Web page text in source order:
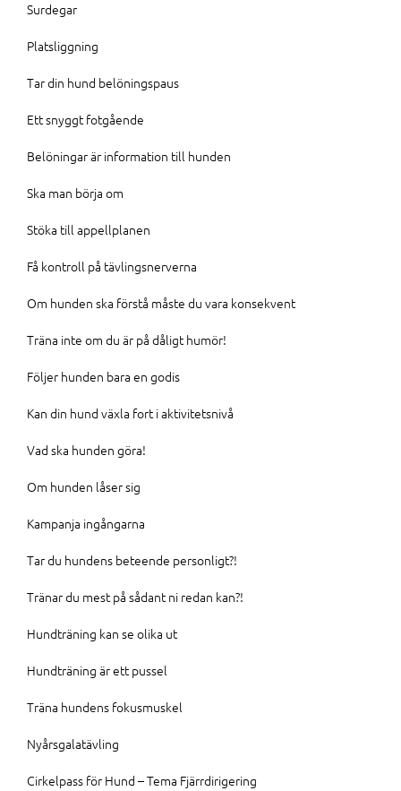
Surdegar
Platsliggning
Tar din hund belöningspaus
Ett snyggt fotgående
Belöningar är information till hunden
Ska man börja om
Stöka till appellplanen
Få kontroll på tävlingsnerverna
Om hunden ska förstå måste du vara konsekvent
Träna inte om du är på dåligt humör!
Följer hunden bara en godis
Kan din hund växla fort i aktivitetsnivå
Vad ska hunden göra!
Om hunden låser sig
Kampanja ingångarna
Tar du hundens beteende personligt?!
Tränar du mest på sådant ni redan kan?!
Hundträning kan se olika ut
Hundträning är ett pussel
Träna hundens fokusmuskel
Nyårsgalatävling
Cirkelpass för Hund – Tema Fjärrdirigering